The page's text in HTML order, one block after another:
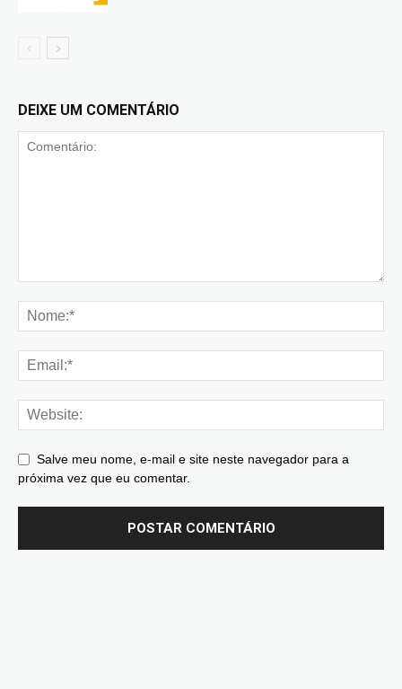
DEIXE UM COMENTÁRIO
Salve meu nome, e-mail e site neste navegador para a
próxima vez que eu comentar.